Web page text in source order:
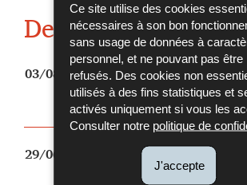
Ce site utilise des cookies
nécessaires à son bon
sans usage de données à
personnel, et ne pouvant pas être
refusés. Des cookies non
utilisés à des fins statistiques et
activés uniquement si vous les
Consulter notre politique de
J'accepte
Dernières
OBJET DU
Glück, das (Buch)
einen versteht
03/08/2026
OBJET DU
2026
29/06/2026